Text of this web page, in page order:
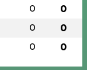
0 0
0 0
0 0